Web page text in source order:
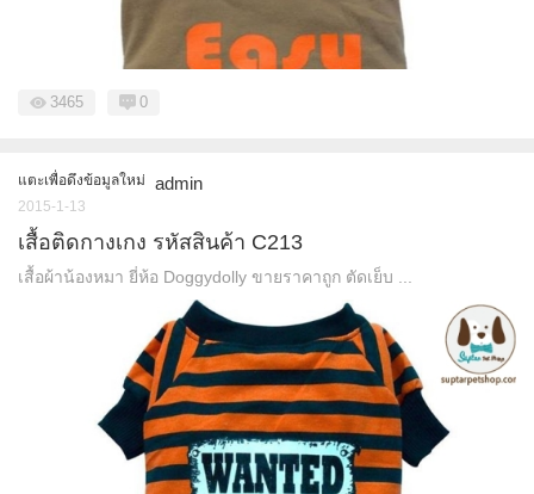
3465 0
แตะเพื่อดึงข้อมูลใหม่ admin
2015-1-13
เสื้อติดกางเกง รหัสสินค้า C213
เสื้อผ้าน้องหมา ยี่ห้อ Doggydolly ขายราคาถูก ตัดเย็บ ...